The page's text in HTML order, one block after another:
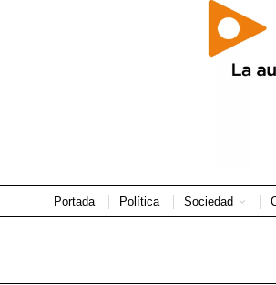
Portada Política Sociedad